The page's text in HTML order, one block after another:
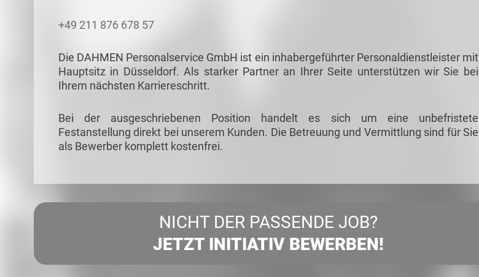
+49 211 876 678 57
Die DAHMEN Personalservice GmbH ist ein inhabergeführter Personaldienstleister mit
Hauptsitz in Düsseldorf. Als starker Partner an Ihrer Seite unterstützen wir Sie bei
Ihrem nächsten Karriereschritt.
Bei der ausgeschriebenen Position handelt es sich um eine unbefristete
Festanstellung direkt bei unserem Kunden. Die Betreuung und Vermittlung sind für Sie
als Bewerber komplett kostenfrei.
NICHT DER PASSENDE JOB?
JETZT INITIATIV BEWERBEN!